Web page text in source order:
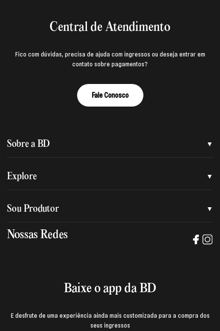
Central de Atendimento
Fico com dúvidas, precisa de ajuda com ingressos ou deseja entrar em
contato sobre pagamentos?
Fale Conosco
Sobre a BD
Quem somos
Política de privacidade
Explore
Assessoria de imprensa
Trabalhe na BD
Sou Produtor
Manual de mídia e da marca BD
Nossas Redes
Baixe o app da BD
E desfrute de uma experiência ainda mais customizada para a compra dos
seus ingressos